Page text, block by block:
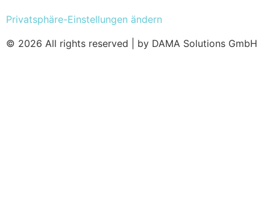
© 2026 All rights reserved | by DAMA Solutions GmbH
Privatsphäre-Einstellungen ändern